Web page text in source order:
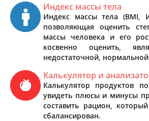
Индекс массы тела
Индекс массы тела (BMI,
позволяющая оценить
массы человека и его
косвенно оценить,
недостаточной,
Калькулятор и
Калькулятор продуктов
увидеть плюсы и минусы
составить рацион,
сбалансирован.